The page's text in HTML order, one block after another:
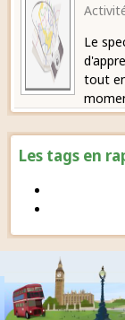
Les tags en
Le
tout